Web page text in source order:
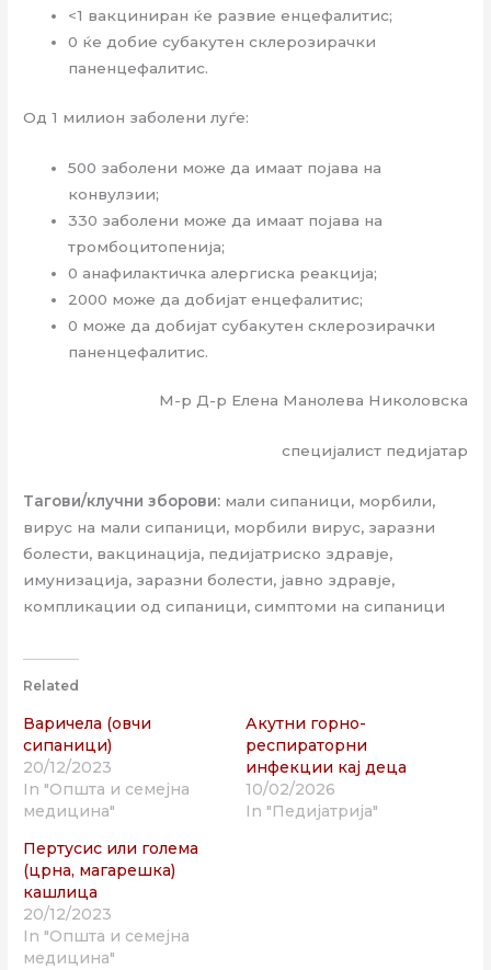
<1 вакциниран ќе развие енцефалитис;
0 ќе добие субакутен склерозирачки
паненцефалитис.
Од 1 милион заболени луѓе:
500 заболени може да имаат појава на
конвулзии;
330 заболени може да имаат појава на
тромбоцитопенија;
0 анафилактичка алергиска реакција;
2000 може да добијат енцефалитис;
0 може да добијат субакутен склерозирачки
паненцефалитис.
М-р Д-р Елена Манолева Николовска
специјалист педијатар
Тагови/клучни зборови: мали сипаници, морбили,
вирус на мали сипаници, морбили вирус, заразни
болести, вакцинација, педијатриско здравје,
имунизација, заразни болести, јавно здравје,
компликации од сипаници, симптоми на сипаници
Related
Варичела (овчи
сипаници)
20/12/2023
In "Општа и семејна
медицина"
Акутни горно-
респираторни
инфекции кај деца
10/02/2026
In "Педијатрија"
Пертусис или голема
(црна, магарешка)
кашлица
20/12/2023
In "Општа и семејна
медицина"